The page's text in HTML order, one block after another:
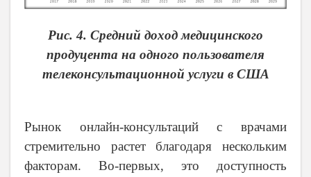
Рис. 4. Средний доход медицинского
продуцента на одного пользователя
телеконсультационной услуги в США
Рынок онлайн-консультаций с врачами
стремительно растет благодаря нескольким
факторам. Во-первых, это доступность